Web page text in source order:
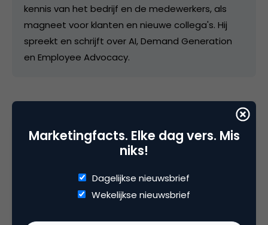
kennis van het bedrijf en de medewerkers, als
magneet voor klanten en nieuwe collega's. Hij
spreekt en schrijft over AI, Demand Generation
en Employee Advocacy.
Commerce Contentmarketing & Storytelling
20 Reacties
Marketingfacts. Elke dag vers. Mis
niks!
Dagelijkse nieuwsbrief
Wekelijkse nieuwsbrief